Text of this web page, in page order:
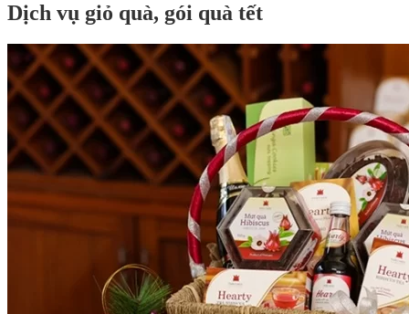
Dịch vụ giỏ quà, gói quà tết